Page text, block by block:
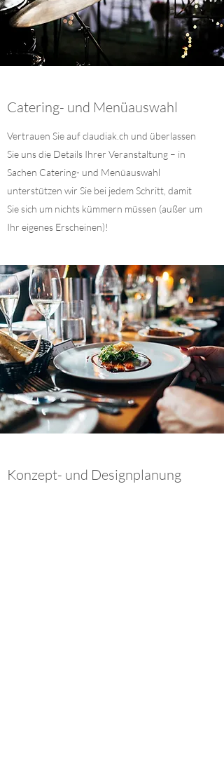
Catering- und Menüauswahl
Vertrauen Sie auf claudiak.ch und überlassen
Sie uns die Details Ihrer Veranstaltung – in
Sachen Catering- und Menüauswahl
unterstützen wir Sie bei jedem Schritt, damit
Sie sich um nichts kümmern müssen (außer um
Ihr eigenes Erscheinen)!
Konzept- und Designplanung